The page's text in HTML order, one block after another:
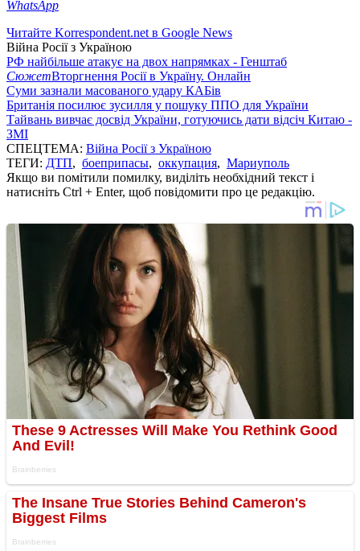
WhatsApp
Читайте Korrespondent.net в Google News
Війна Росії з Україною
РФ найбільше атакує на двох напрямках - Генштаб
СюжетВторгнення Росії в Україну. Онлайн
Суми зазнали масованого удару КАБів
Британія посилює зусилля у пошуку ППО для України
Тайвань вивчає досвід України, готуючись дати відсіч Китаю -
ЗМІ
СПЕЦТЕМА: Війна Росії з Україною
ТЕГИ: ДТП, боеприпасы, оккупация, Мариуполь
Якщо ви помітили помилку, виділіть необхідний текст і
натисніть Ctrl + Enter, щоб повідомити про це редакцію.